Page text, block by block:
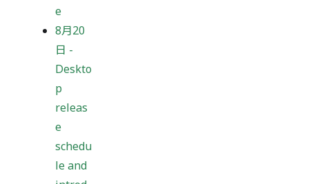
e
8月20
日 -
Deskto
p
releas
e
schedu
le and